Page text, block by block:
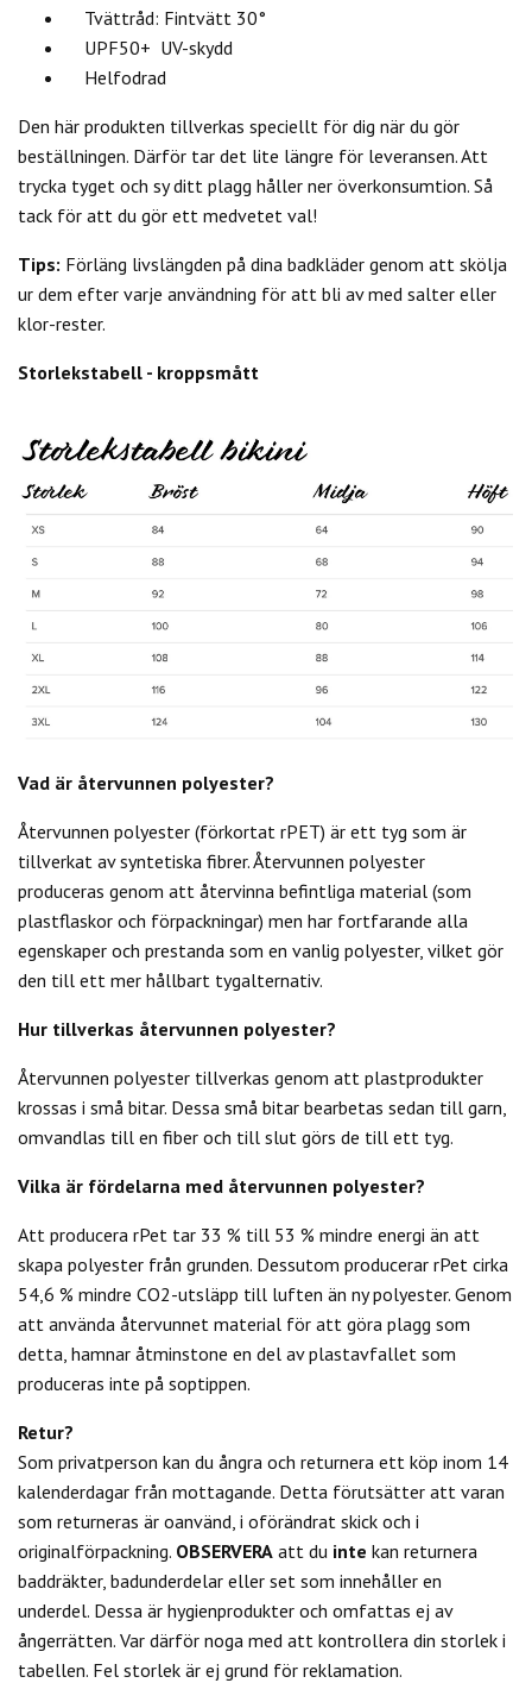
Tvättråd: Fintvätt 30°
UPF50+ UV-skydd
Helfodrad
Den här produkten tillverkas speciellt för dig när du gör
beställningen. Därför tar det lite längre för leveransen. Att
trycka tyget och sy ditt plagg håller ner överkonsumtion. Så
tack för att du gör ett medvetet val!
Tips: Förläng livslängden på dina badkläder genom att skölja
ur dem efter varje användning för att bli av med salter eller
klor-rester.
Storlekstabell - kroppsmått
Vad är återvunnen polyester?
Återvunnen polyester (förkortat rPET) är ett tyg som är
tillverkat av syntetiska fibrer.Återvunnen polyester
produceras genom att återvinna befintliga material (som
plastflaskor och förpackningar) men har fortfarande alla
egenskaper och prestanda som en vanlig polyester, vilket gör
den till ett mer hållbart tygalternativ.
Hur tillverkas återvunnen polyester?
Återvunnen polyester tillverkas genom att plastprodukter
krossas i små bitar. Dessa små bitar bearbetas sedan till garn,
omvandlas till en fiber och till slut görs de till ett tyg.
Vilka är fördelarna med återvunnen polyester?
Att producera rPet tar 33 % till 53 % mindre energi än att
skapa polyester från grunden. Dessutom producerar rPet cirka
54,6 % mindre CO2-utsläpp till luften än ny polyester. Genom
att använda återvunnet material för att göra plagg som
detta, hamnar åtminstone en del av plastavfallet som
produceras inte på soptippen.
Retur?
Som privatperson kan du ångra och returnera ett köp inom 14
kalenderdagar från mottagande. Detta förutsätter att varan
som returneras är oanvänd, i oförändrat skick och i
originalförpackning. OBSERVERA att du inte kan returnera
baddräkter, badunderdelar eller set som innehåller en
underdel. Dessa är hygienprodukter och omfattas ej av
ångerrätten. Var därför noga med att kontrollera din storlek i
tabellen. Fel storlek är ej grund för reklamation.